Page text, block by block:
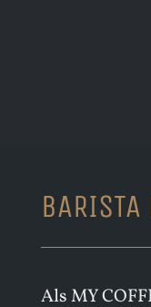
BARISTA
Als MY